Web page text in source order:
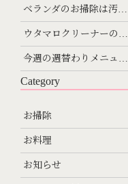
ベランダのお掃除は汚…
ウタマロクリーナーの…
今週の週替わりメニュ…
Category
お掃除
お料理
お知らせ